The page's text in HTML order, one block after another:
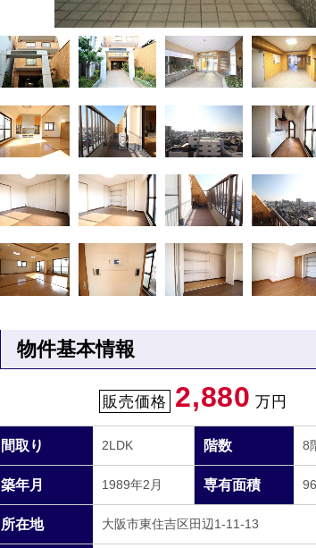
物件基本情報
販売価格 2,880 万円
間取り 2LDK 階数 8
築年月 1989年2月 専有面積
所在地 大阪市東住吉区田辺1-11-13